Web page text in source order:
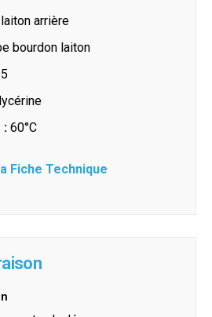
arrière
bourdon laiton
: 60°C
Fiche Technique